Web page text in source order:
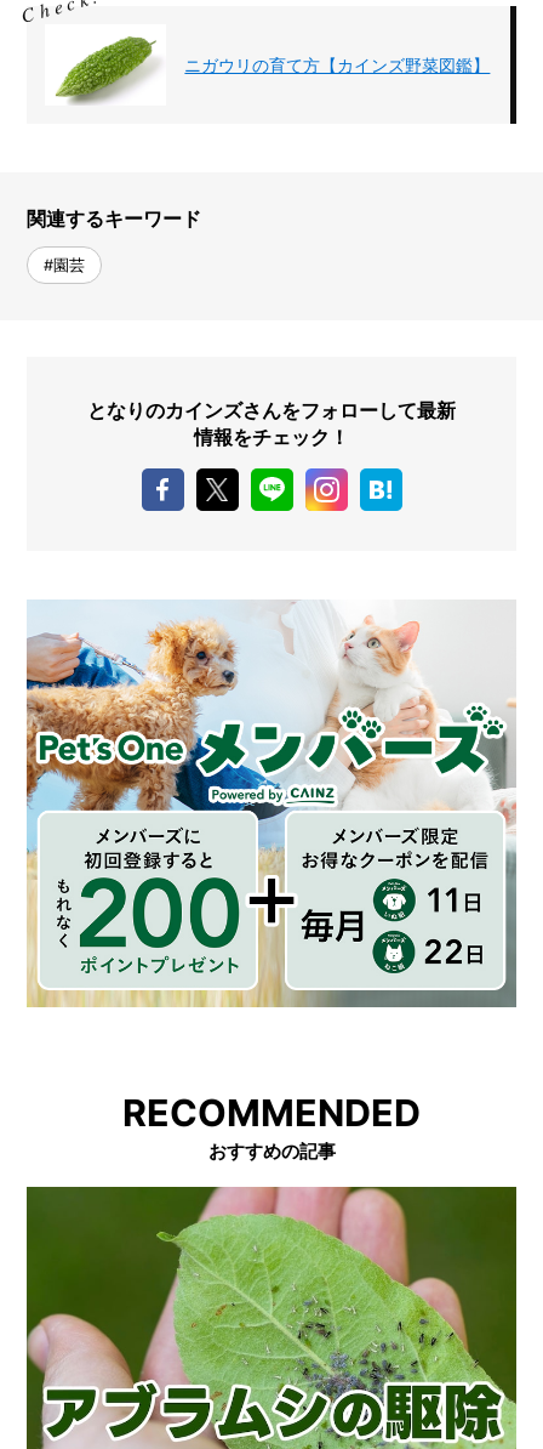
ニガウリの育て方【カインズ野菜図鑑】
関連するキーワード
#園芸
となりのカインズさんをフォローして最新
情報をチェック！
RECOMMENDED
おすすめの記事